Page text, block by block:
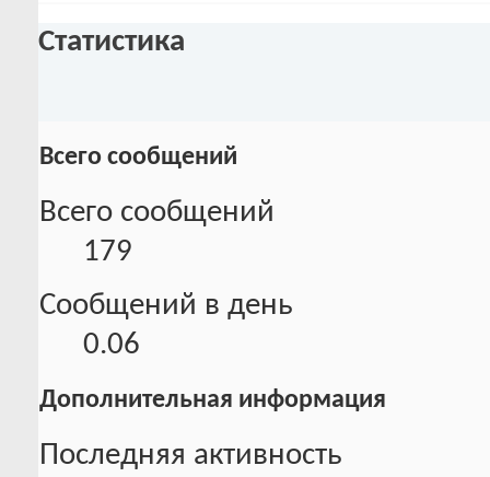
Статистика
Всего сообщений
Всего сообщений
179
Сообщений в день
0.06
Дополнительная информация
Последняя активность